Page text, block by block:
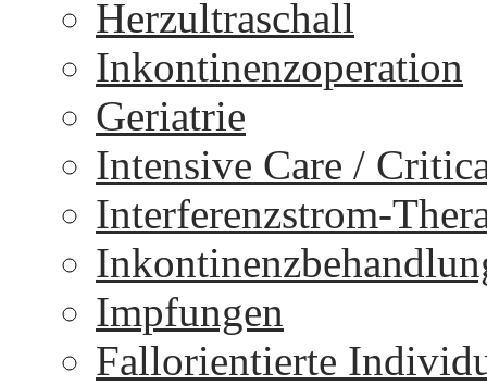
Herzultraschall
Inkontinenzoperation
Geriatrie
Intensive Care /
Interferenzstrom-
Impfungen
Fallorientierte